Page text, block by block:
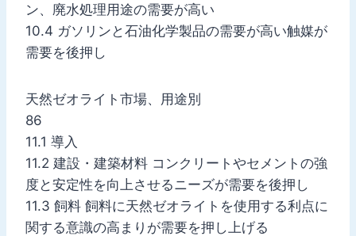
ン、廃水処理用途の需要が高い
10.4 ガソリンと石油化学製品の需要が高い触媒が
需要を後押し
天然ゼオライト市場、用途別
86
11.1 導入
11.2 建設・建築材料 コンクリートやセメントの強
度と安定性を向上させるニーズが需要を後押し
11.3 飼料 飼料に天然ゼオライトを使用する利点に
関する意識の高まりが需要を押し上げる